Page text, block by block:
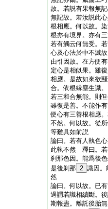
故。若説有果報無
無記故。若汝説此
根相應。何以故。
根亦有境界。亦有
若有觸云何無受。
心及心法於中不滅
由引因故。在方便
定心是相似果。雖
相應。是故如來欲
合。依根縁塵生識
若三和合無能。則
雖復是善。不能作
便心有三善根相應
不然。何以故。從
等難具如前説
論曰。若有人執色
此執不然 釋曰。若
刹那色因。能爲後
是後刹那 2 識因。
然
論曰。何以故。已
過謂若識相續斷。
期報盡。離託後胎